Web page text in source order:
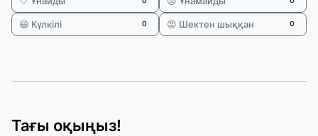
😄 Күлкілі 0 😡 Шектен шыққан 0
Тағы оқыңыз!